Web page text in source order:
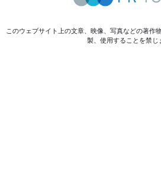
このウェブサイト上の文章、映像、写真などの著作
製、使用することを禁じ